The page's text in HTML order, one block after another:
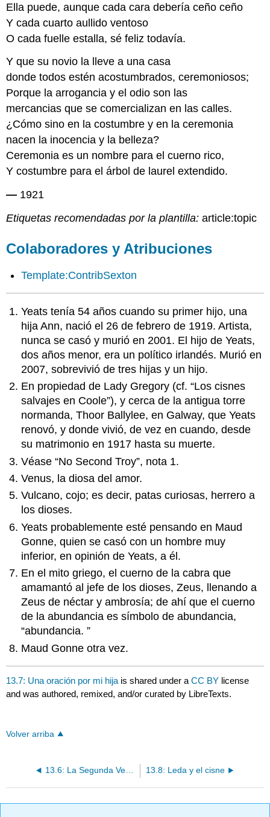
Ella puede, aunque cada cara debería ceño ceño
Y cada cuarto aullido ventoso
O cada fuelle estalla, sé feliz todavía.
Y que su novio la lleve a una casa
donde todos estén acostumbrados, ceremoniosos;
Porque la arrogancia y el odio son las
mercancias que se comercializan en las calles.
¿Cómo sino en la costumbre y en la ceremonia
nacen la inocencia y la belleza?
Ceremonia es un nombre para el cuerno rico,
Y costumbre para el árbol de laurel extendido.
— 1921
Etiquetas recomendadas por la plantilla: article:topic
Colaboradores y Atribuciones
Template:ContribSexton
Yeats tenía 54 años cuando su primer hijo, una
hija Ann, nació el 26 de febrero de 1919. Artista,
nunca se casó y murió en 2001. El hijo de Yeats,
dos años menor, era un político irlandés. Murió en
2007, sobrevivió de tres hijas y un hijo.
En propiedad de Lady Gregory (cf. “Los cisnes
salvajes en Coole”), y cerca de la antigua torre
normanda, Thoor Ballylee, en Galway, que Yeats
renovó, y donde vivió, de vez en cuando, desde
su matrimonio en 1917 hasta su muerte.
Véase “No Second Troy”, nota 1.
Venus, la diosa del amor.
Vulcano, cojo; es decir, patas curiosas, herrero a
los dioses.
Yeats probablemente esté pensando en Maud
Gonne, quien se casó con un hombre muy
inferior, en opinión de Yeats, a él.
En el mito griego, el cuerno de la cabra que
amamantó al jefe de los dioses, Zeus, llenando a
Zeus de néctar y ambrosía; de ahí que el cuerno
de la abundancia es símbolo de abundancia,
“abundancia. ”
Maud Gonne otra vez.
13.7: Una oración por mi hija is shared under aCC BY license
and was authored, remixed, and/or curated by LibreTexts.
Volver arriba
13.6: La Segunda Venida 13.8: Leda y el cisne